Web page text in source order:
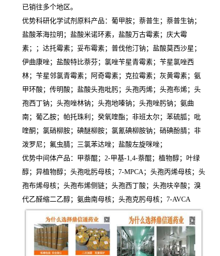
已销往多个地区。
优势科研化学试剂原料产品：葡甲胺；萘普生；萘普生钠；
盐酸苯海拉明；盐酸米诺环素，盐酸万古霉素；庆大霉
素；；达托霉素；妥布霉素；普伐他汀钠；盐酸莫西沙星；
伊曲康唑；盐酸特比萘芬；氯唑苄星青霉素；苄星氯唑西
林；苄星邻氯青霉素；阿奇霉素；克拉霉素；灰黄霉素；氨
甲环酸；传明酸；盐酸头孢吡肟；头孢丙烯；头孢布烯；头
孢西丁钠；头孢唑林钠；头孢地嗪钠；头孢唑肟钠；氨曲
南；葡乙胺；帕托珠利；癸氧喹酯；非班太尔；苯硫胍；吡
喹酮；氯硝柳胺；碘醚柳胺；氯氰碘柳胺钠；硝碘酚腈；非
泼罗尼；氟虫腈；三氯苯达唑；盐酸左旋咪唑；
优势中间体产品：甲萘醌；2-甲基-1,4-萘醌；植物醇；叶绿
醇；异植物醇；头孢吡肟母核；7-MPCA；头孢丙烯母核；头
孢布烯母核；头孢布烯侧链；头孢西丁酸；头孢呋辛酸；溴
代乙醛缩二乙醇；氨曲南母核；头孢克肟母核；7-AVCA